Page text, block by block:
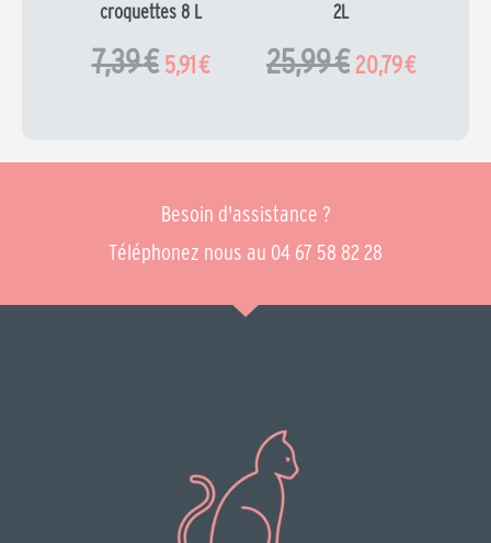
croquettes 8 L
7,39€ 5,91 €
2L
25,99€ 20,79€
Besoin d'assistance ?
Téléphonez nous au 04 67 58 82 28